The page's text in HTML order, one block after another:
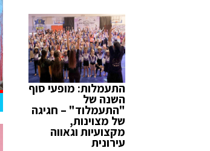
התעמלות: מופעי סוף
השנה של
"התעמלוד" – חגיגה
של מצוינות,
מקצועיות וגאווה
עירונית